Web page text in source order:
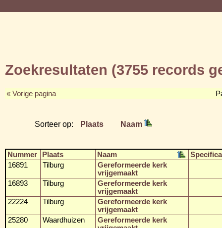
Zoekresultaten (3755 records
« Vorige pagina
Sorteer op: Plaats Naam
Nummer Plaats Naam
16891
Tilburg
Gereformeerde kerk
vrijgemaakt
16893
Tilburg
Gereformeerde kerk
vrijgemaakt
22224
Tilburg
Gereformeerde kerk
vrijgemaakt
25280
Waardhuizen
Gereformeerde kerk